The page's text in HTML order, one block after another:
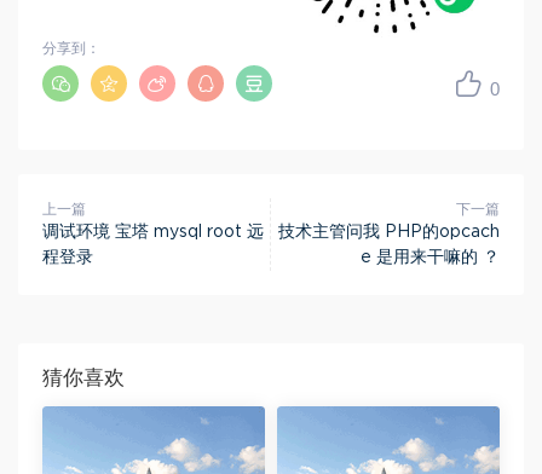
0
分享到：
上一篇
调试环境 宝塔 mysql root 远
程登录
下一篇
技术主管问我 PHP的opcach
e 是用来干嘛的 ？
猜你喜欢